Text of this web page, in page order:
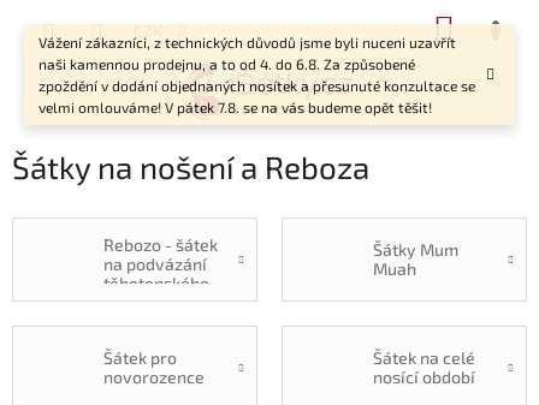
Vážení zákazníci, z technických důvodů jsme byli nuceni uzavřít
naši kamennou prodejnu, a to od 4. do 6.8. Za způsobené
zpoždění v dodání objednaných nosítek a přesunuté konzultace se
velmi omlouváme! V pátek 7.8. se na vás budeme opět těšit!
CZK
Šátky na nošení a Reboza
Rebozo - šátek
na podvázání
těhotenského
bříška
Šátky Mum
Muah
Šátek pro
novorozence
Šátek na celé
nosící období